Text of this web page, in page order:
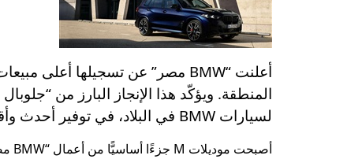
المنطقة. ويؤكّد هذا الإنجاز البارز من
لسيارات BMW في البلاد، في توفير أحدث وأقوى سيارات BMW M لعشّاق العلامة الألمانية العريقة وعملائها الأوفياء في مصر.
أصبحت موديلات M جزءًا أساسيًّا من أعمال “BMW مصر”؛ حيث شكّلت مبيعاتها ١٥٪ من إجمالي سيارات BMW المباعة خلال عام ٢٠٢٤.